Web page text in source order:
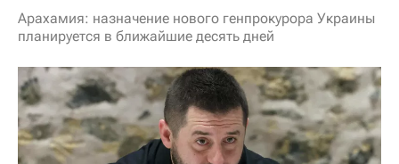
Арахамия: назначение нового генпрокурора Украины
планируется в ближайшие десять дней